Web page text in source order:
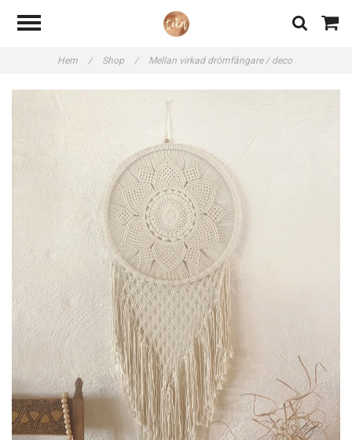
Hem / Shop / Mellan virkad drömfångare / deco